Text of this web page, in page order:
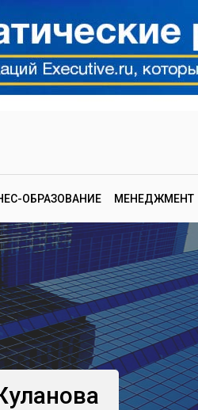
ОБРАЗОВАНИЕ МЕНЕДЖМЕНТ